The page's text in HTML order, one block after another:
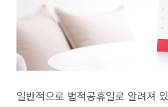
일반적으로 법적공휴일로 알려져